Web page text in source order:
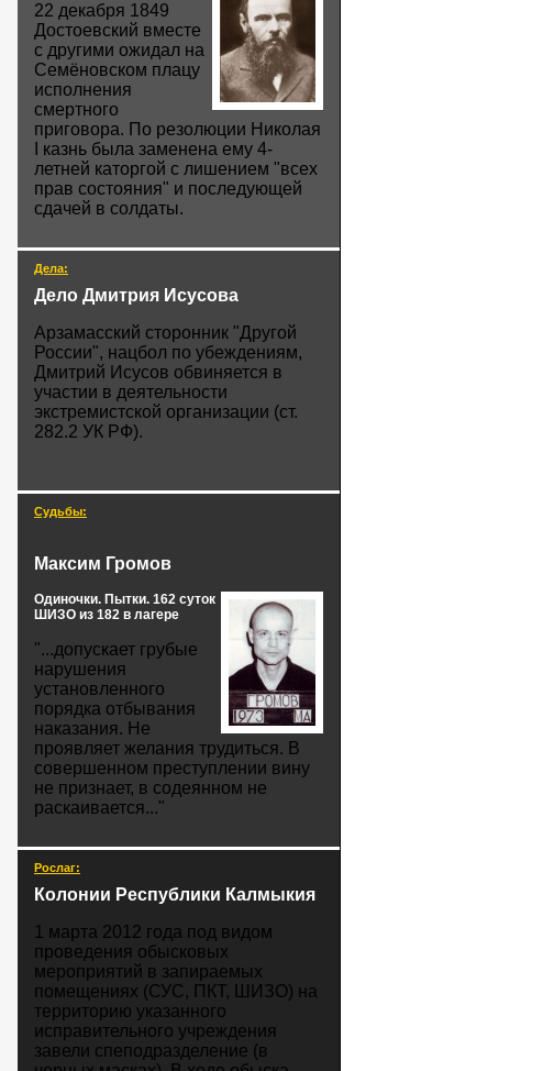
22 декабря 1849
Достоевский вместе
с другими ожидал на
Семёновском плацу
исполнения
смертного
приговора. По резолюции Николая
I казнь была заменена ему 4-
летней каторгой с лишением "всех
прав состояния" и последующей
сдачей в солдаты.
Дела:
Дело Дмитрия Исусова
Арзамасский сторонник "Другой
России", нацбол по убеждениям,
Дмитрий Исусов обвиняется в
участии в деятельности
экстремистской организации (ст.
282.2 УК РФ).
Судьбы:
Максим Громов
Одиночки. Пытки. 162 суток
ШИЗО из 182 в лагере
"...допускает грубые
нарушения
установленного
порядка отбывания
наказания. Не
проявляет желания трудиться. В
совершенном преступлении вину
не признает, в содеянном не
раскаивается..."
Рослаг:
Колонии Республики Калмыкия
1 марта 2012 года под видом
проведения обысковых
мероприятий в запираемых
помещениях (СУС, ПКТ, ШИЗО) на
территорию указанного
исправительного учреждения
завели спеподразделение (в